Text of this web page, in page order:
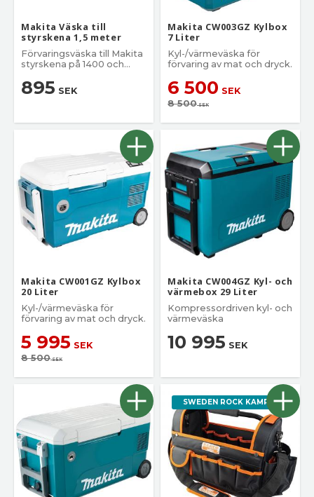
Makita Väska till
styrskena 1,5 meter
Förvaringsväska till Makita
styrskena på 1400 och
895 SEK
Makita CW003GZ Kylbox
7 Liter
Kyl-/värmeväska för
förvaring av mat och dryck.
6 500 SEK
8 500SEK
Makita CW001GZ Kylbox
20 Liter
Kyl-/värmeväska för
förvaring av mat och dryck.
5 995 SEK
8 500SEK
Makita CW004GZ Kyl- och
värmebox 29 Liter
Kompressordriven kyl- och
värmeväska
10 995 SEK
SWEDEN ROCK KAMPANJ